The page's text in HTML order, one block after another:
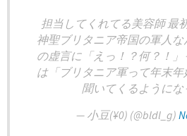
担当してくれてる美容師 最
神聖ブリタニア帝国の軍人
の虚言に「えっ！？何？！
は「ブリタニア軍って年末
聞いてくるように
— 小豆(¥0) (@bldl_g)